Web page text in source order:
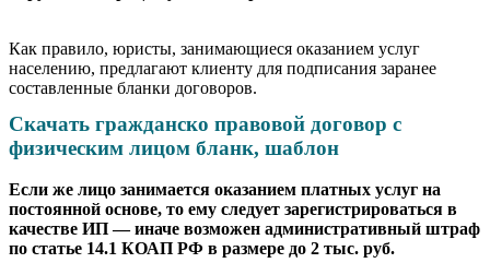
Как правило, юристы, занимающиеся оказанием услуг
населению, предлагают клиенту для подписания заранее
составленные бланки договоров.
Скачать гражданско правовой договор с
физическим лицом бланк, шаблон
Если же лицо занимается оказанием платных услуг на
постоянной основе, то ему следует зарегистрироваться в
качестве ИП — иначе возможен административный штраф
по статье 14.1 КОАП РФ в размере до 2 тыс. руб.